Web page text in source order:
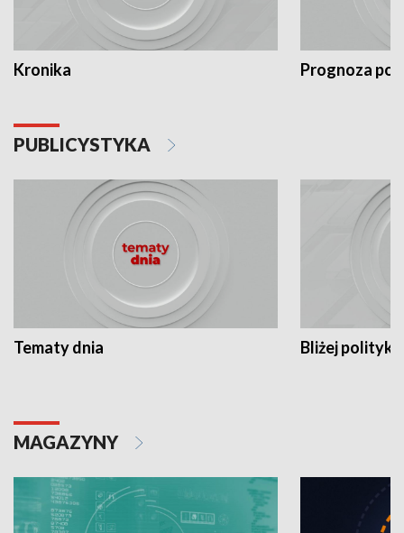
Kronika Prognoza
PUBLICYSTYKA
Tematy dnia Bliżej polityki
MAGAZYNY